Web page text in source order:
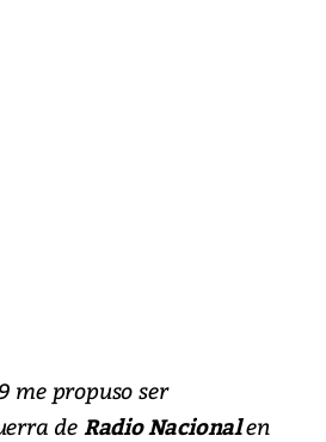
me propuso ser
de Radio Nacionalen